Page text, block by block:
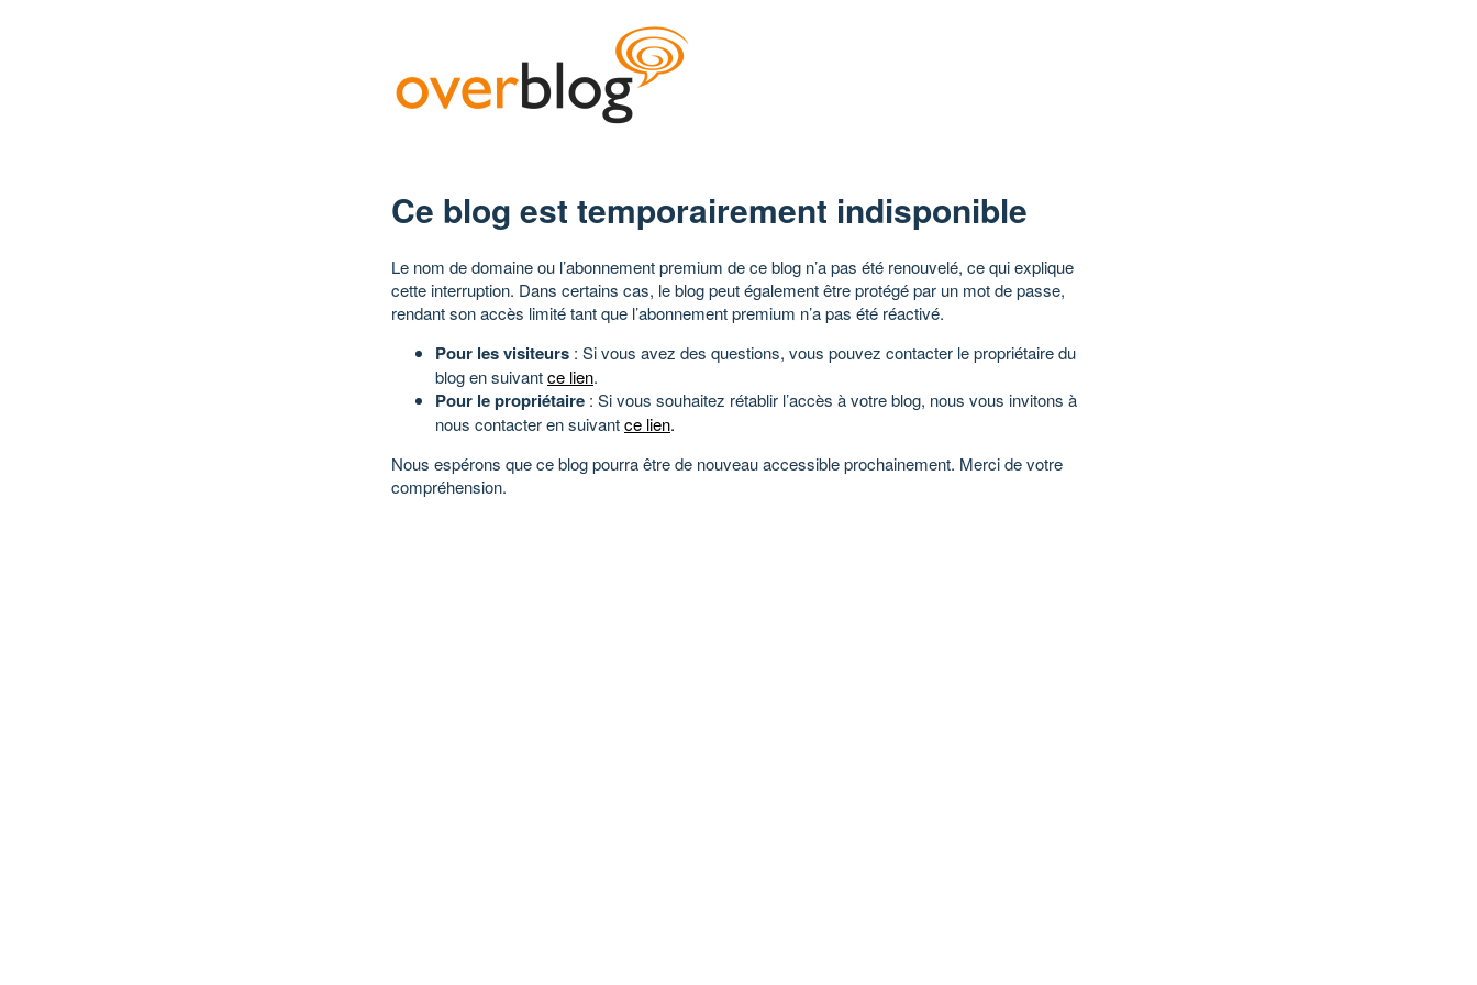
Ce blog est temporairement indisponible
Le nom de domaine ou l’abonnement premium de ce blog n’a pas été renouvelé, ce qui explique
cette interruption. Dans certains cas, le blog peut également être protégé par un mot de passe,
rendant son accès limité tant que l’abonnement premium n’a pas été réactivé.
Pour les visiteurs : Si vous avez des questions, vous pouvez contacter le propriétaire du
blog en suivantce lien.
Pour le propriétaire : Si vous souhaitez rétablir l’accès à votre blog, nous vous invitons à
nous contacter en suivantce lien.
Nous espérons que ce blog pourra être de nouveau accessible prochainement. Merci de votre
compréhension.